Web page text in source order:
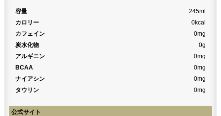
容量
245ml
カロリー
0kcal
カフェイン
0mg
炭水化物
0g
アルギニン
0mg
BCAA
0mg
ナイアシン
0mg
タウリン
0mg
公式サイト